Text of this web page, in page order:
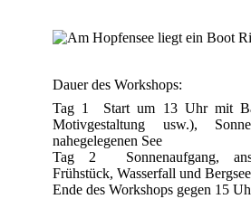
Dauer des Workshops:
Tag 1 Start um 13 Uhr mit
Motivgestaltung usw.),
nahegelegenen See
Tag 2 Sonnenaufgang,
Frühstück, Wasserfall und
Ende des Workshops gegen 15